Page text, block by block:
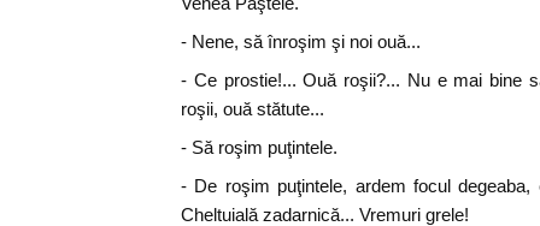
- Nene, să înroşim şi noi ouă...
- Ce prostie!... Ouă roşii?... Nu e mai bine
roşii, ouă stătute...
- Să roşim puţintele.
- De roşim puţintele, ardem focul
Cheltuială zadarnică... Vremuri grele!